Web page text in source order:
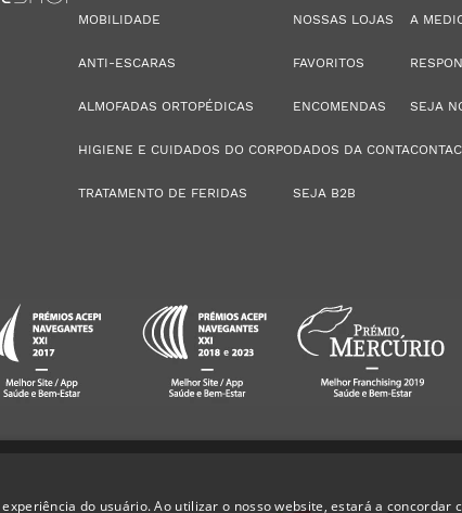
MOBILIDADE
ANTI-ESCARAS
ALMOFADAS ORTOPÉDICAS
HIGIENE E CUIDADOS DO CORPO
TRATAMENTO DE FERIDAS
NOSSAS LOJAS
FAVORITOS
ENCOMENDAS
DADOS DA CONTA
SEJA B2B
A
SEJA
do usuário. Ao utilizar o nosso website, estará a concordar